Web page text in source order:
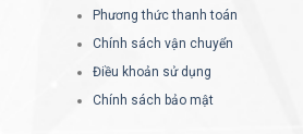
Phương thức thanh toán
Chính sách vận chuyển
Điều khoản sử dụng
Chính sách bảo mật